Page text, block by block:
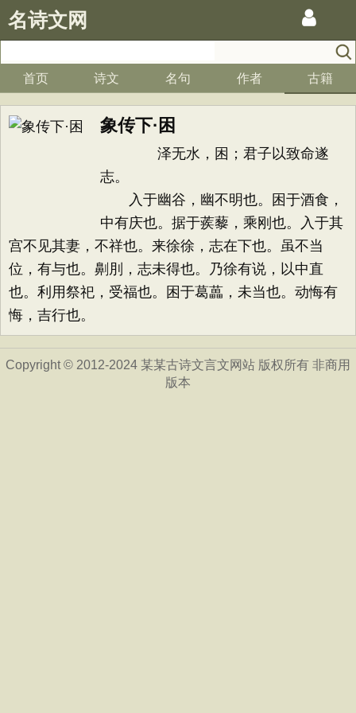
名诗文网
首页 诗文 名句 作者 古籍
象传下·困
泽无水，困；君子以致命遂
志。
入于幽谷，幽不明也。困于酒食，
中有庆也。据于蒺藜，乘刚也。入于其
宫不见其妻，不祥也。来徐徐，志在下也。虽不当
位，有与也。劓刖，志未得也。乃徐有说，以中直
也。利用祭祀，受福也。困于葛藟，未当也。动悔有
悔，吉行也。
Copyright © 2012-2024 某某古诗文言文网站 版权所有 非商用
版本